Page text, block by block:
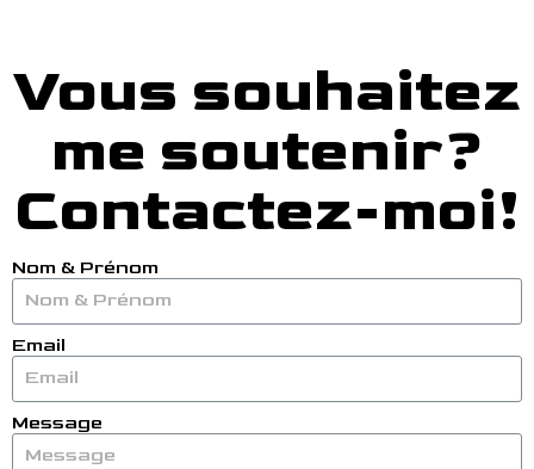
Vous souhaitez
me soutenir?
Contactez-moi!
Nom & Prénom
Email
Message